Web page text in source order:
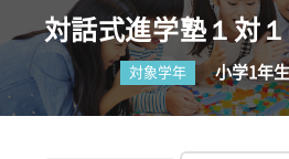
対話式進学塾１対
対象学年 小学1年